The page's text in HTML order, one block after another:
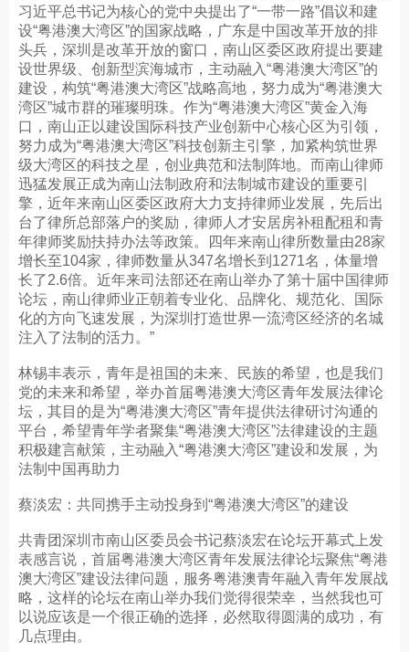
习近平总书记为核心的党中央提出了“一带一路”倡议和建
设“粤港澳大湾区”的国家战略，广东是中国改革开放的排
头兵，深圳是改革开放的窗口，南山区委区政府提出要建
设世界级、创新型滨海城市，主动融入“粤港澳大湾区”的
建设，构筑“粤港澳大湾区”战略高地，努力成为“粤港澳大
湾区”城市群的璀璨明珠。作为“粤港澳大湾区”黄金入海
口，南山正以建设国际科技产业创新中心核心区为引领，
努力成为“粤港澳大湾区”科技创新主引擎，加紧构筑世界
级大湾区的科技之星，创业典范和法制阵地。而南山律师
迅猛发展正成为南山法制政府和法制城市建设的重要引
擎，近年来南山区委区政府大力支持律师业发展，先后出
台了律所总部落户的奖励，律师人才安居房补租配租和青
年律师奖励扶持办法等政策。四年来南山律所数量由28家
增长至104家，律师数量从347名增长到1271名，体量增
长了2.6倍。近年来司法部还在南山举办了第十届中国律师
论坛，南山律师业正朝着专业化、品牌化、规范化、国际
化的方向飞速发展，为深圳打造世界一流湾区经济的名城
注入了法制的活力。”
林锡丰表示，青年是祖国的未来、民族的希望，也是我们
党的未来和希望，举办首届粤港澳大湾区青年发展法律论
坛，其目的是为“粤港澳大湾区”青年提供法律研讨沟通的
平台，希望青年学者聚集“粤港澳大湾区”法律建设的主题
积极建言献策，主动融入“粤港澳大湾区”建设和发展，为
法制中国再助力
蔡淡宏：共同携手主动投身到“粤港澳大湾区”的建设
共青团深圳市南山区委员会书记蔡淡宏在论坛开幕式上发
表感言说，首届粤港澳大湾区青年发展法律论坛聚焦“粤港
澳大湾区”建设法律问题，服务粤港澳青年融入青年发展战
略，这样的论坛在南山举办我们觉得很荣幸，当然我也可
以说应该是一个很正确的选择，必然取得圆满的成功，有
几点理由。